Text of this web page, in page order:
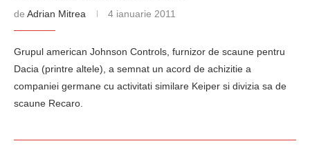
de Adrian Mitrea 4 ianuarie 2011
Grupul american Johnson Controls, furnizor de scaune pentru
Dacia (printre altele), a semnat un acord de achizitie a
companiei germane cu activitati similare Keiper si divizia sa de
scaune Recaro.